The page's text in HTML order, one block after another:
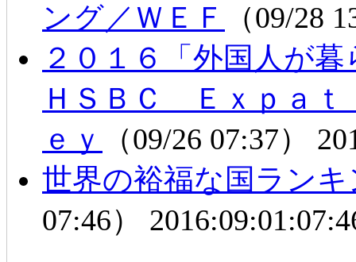
ング／ＷＥＦ
（09/28
２０１６「外国人が
ＨＳＢＣ Ｅｘｐａ
ｅｙ
（09/26 07:37）
世界の裕福な国ラ
07:46）